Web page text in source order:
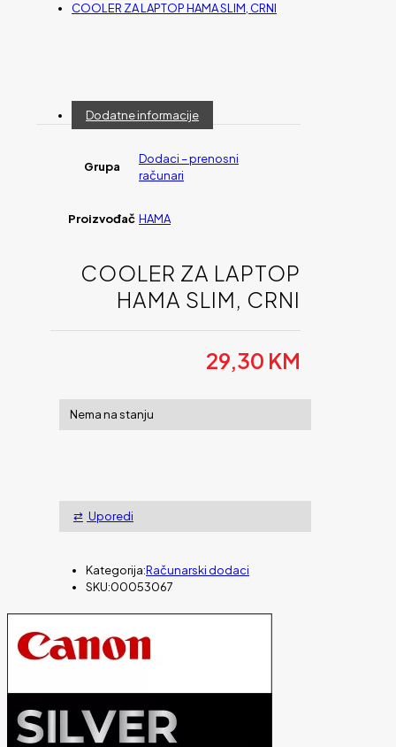
COOLER ZA LAPTOP HAMA SLIM, CRNI
Dodatne informacije
Grupa
Dodaci – prenosni
računari
Proizvođač HAMA
COOLER ZA LAPTOP
HAMA SLIM, CRNI
29,30 KM
Nema na stanju
Uporedi
Kategorija:Računarski dodaci
SKU:00053067